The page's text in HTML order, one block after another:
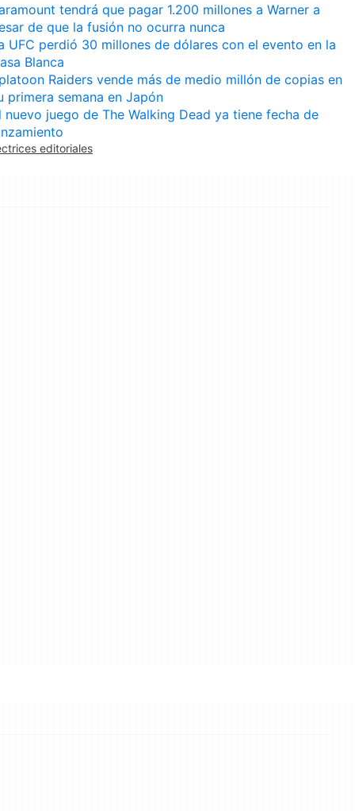
tendrá que pagar 1.200 millones a Warner a
de que la fusión no ocurra nunca
UFC perdió 30 millones de dólares con el evento en la
Blanca
Raiders vende más de medio millón de copias en
primera semana en Japón
nuevo juego de The Walking Dead ya tiene fecha de
editoriales